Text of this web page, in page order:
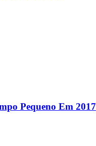
Pequeno Em 2017